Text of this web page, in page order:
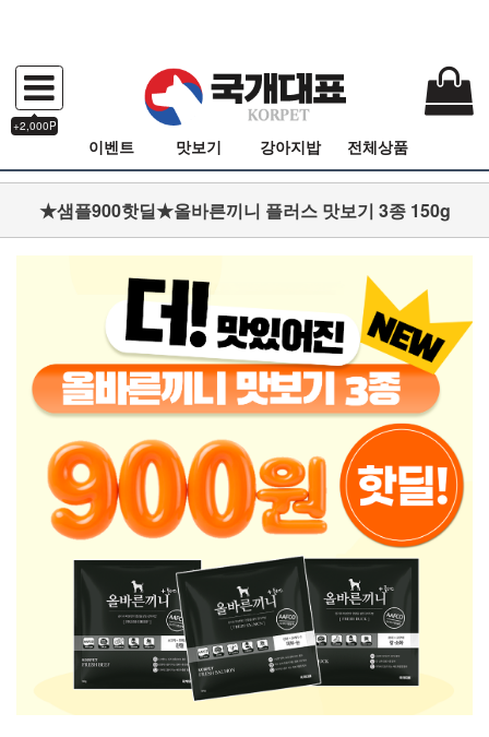
+2,000P
이벤트 맛보기 강아지밥 전체상품
★샘플900핫딜★올바른끼니 플러스 맛보기 3종 150g